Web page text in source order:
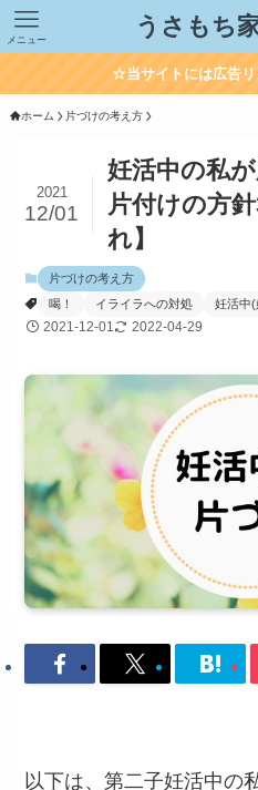
うさもち
メニュー
☆当サイトには広告
ホーム 片づけの考え方
妊活中の私
片付けの方
れ】
2021
12/01
片づけの考え方
喝！
イライラへの対処 妊活中
2021-12-01 2022-04-29
以下は、第二子妊活中の